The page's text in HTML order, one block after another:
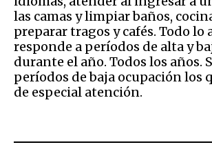
las camas y limpiar baños,
preparar tragos y cafés. Todo lo
responde a períodos de alta y
durante el año. Todos los años.
períodos de baja ocupación los
de especial atención.